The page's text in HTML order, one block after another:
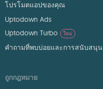
โปรโมตแอปของคุณ
Uptodown Ads
Uptodown Turbo
ใหม่
คำถามที่พบบ่อยและการสนับสนุน
ถูกกฎหมาย